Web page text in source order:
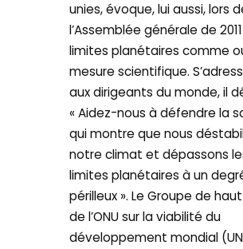
unies, évoque, lui aussi, lors
l’Assemblée générale de
limites planétaires comme
mesure scientifique.
aux dirigeants du monde, il
« Aidez-nous à défendre la
qui montre que nous
notre climat et dépassons
limites planétaires à un
périlleux ». Le Groupe de
de l’ONU sur la viabilité du
développement mondial